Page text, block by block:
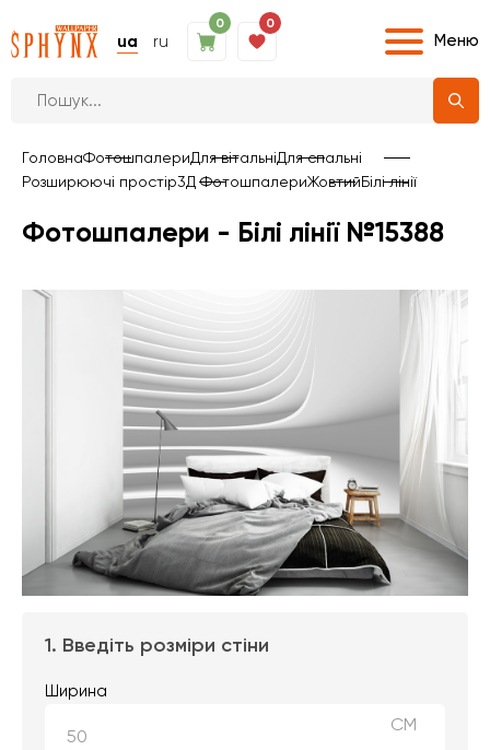
ua ru
0 0
Меню
ГоловнаФотошпалериДля вітальніДля спальні
Розширюючі простір3Д ФотошпалериЖовтийБілі лінії
Фотошпалери - Білі лінії №15388
1. Введіть розміри стіни
Ширина
СМ